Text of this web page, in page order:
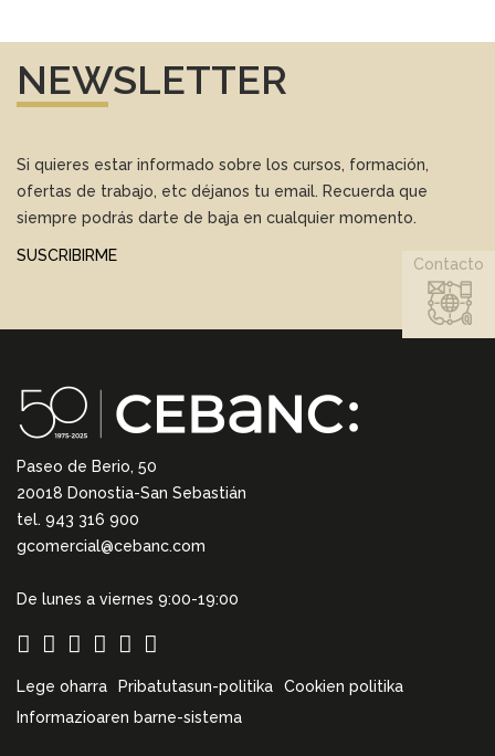
NEWSLETTER
Si quieres estar informado sobre los cursos, formación,
ofertas de trabajo, etc déjanos tu email. Recuerda que
siempre podrás darte de baja en cualquier momento.
SUSCRIBIRME
Paseo de Berio, 50
20018 Donostia-San Sebastián
tel. 943 316 900
gcomercial@cebanc.com
De lunes a viernes 9:00-19:00
Lege oharra Pribatutasun-politika
Cookien politika
Informazioaren barne-sistema
Contacto